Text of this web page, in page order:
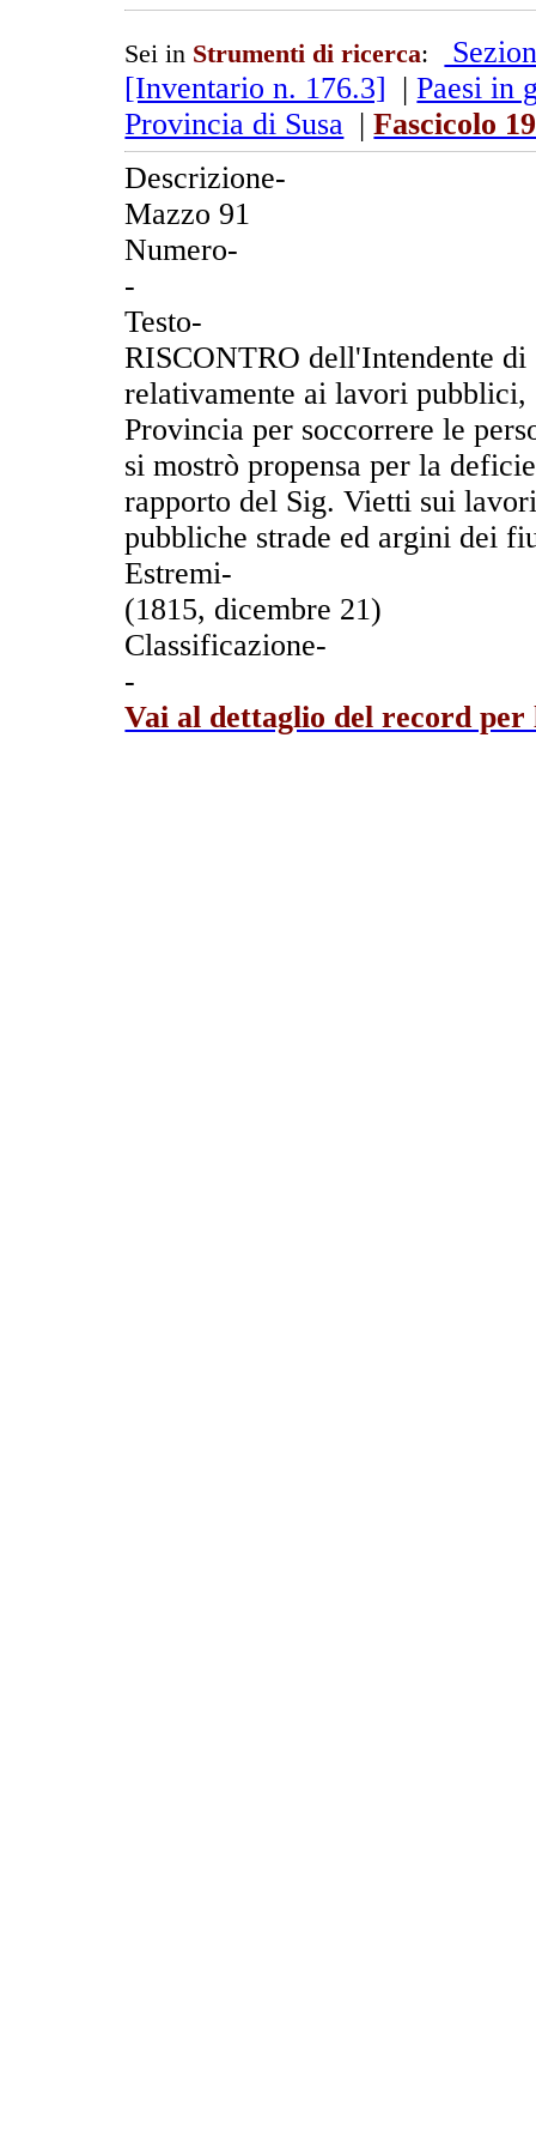
Sei in Strumenti di ricerca:
[Inventario n. 176.3] |Paesi in
Provincia di Susa |Fascicolo 19
Descrizione-
Mazzo 91
Numero-
-
Testo-
RISCONTRO dell'Intendente di
relativamente ai lavori
Provincia per soccorrere le
si mostrò propensa per la
rapporto del Sig. Vietti sui
pubbliche strade ed argini dei
Estremi-
(1815, dicembre 21)
Classificazione-
-
Vai al dettaglio del record per